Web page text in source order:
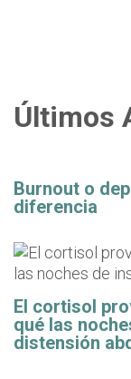
Últimos
Burnout o
diferencia
El cortisol
qué las
distensión